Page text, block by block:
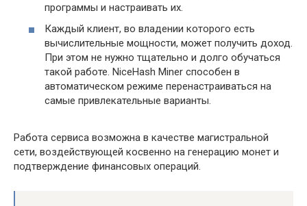
программы и настраивать их.
Каждый клиент, во владении которого есть
вычислительные мощности, может получить доход.
При этом не нужно тщательно и долго обучаться
такой работе. NiceHash Miner способен в
автоматическом режиме перенастраиваться на
самые привлекательные варианты.
Работа сервиса возможна в качестве магистральной
сети, воздействующей косвенно на генерацию монет и
подтверждение финансовых операций.